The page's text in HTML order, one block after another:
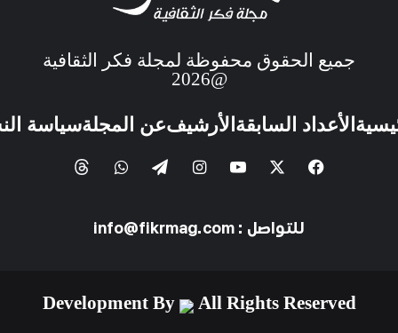
جميع الحقوق محفوظة لمجلة فكر الثقافية
@2026
الأعداد السابقة الأرشيفعن المجلةسياسة
للتواصل : info@fikrmag.com
Development By All Rights Reserved